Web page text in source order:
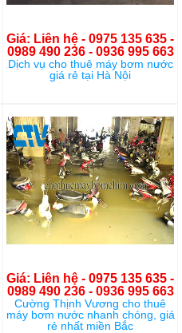
Giá: Liên hệ - 0975 135 635 -
0989 490 236 - 0936 995 663
Dịch vụ cho thuê máy bơm nước
giá rẻ tại Hà Nội
Giá: Liên hệ - 0975 135 635 -
0989 490 236 - 0936 995 663
Cường Thịnh Vương cho thuê
máy bơm nước nhanh chóng, giá
rẻ nhất miền Bắc